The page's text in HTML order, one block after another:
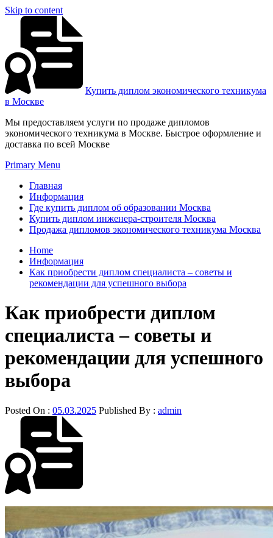
Skip to content
Купить диплом экономического техникума
в Москве
Мы предоставляем услуги по продаже дипломов
экономического техникума в Москве. Быстрое оформление и
доставка по всей Москве
Primary Menu
Главная
Информация
Где купить диплом об образовании Москва
Купить диплом инженера-строителя Москва
Продажа дипломов экономического техникума Москва
Home
Информация
Как приобрести диплом специалиста – советы и
рекомендации для успешного выбора
Как приобрести диплом
специалиста – советы и
рекомендации для успешного
выбора
Posted On : 05.03.2025 Published By : admin